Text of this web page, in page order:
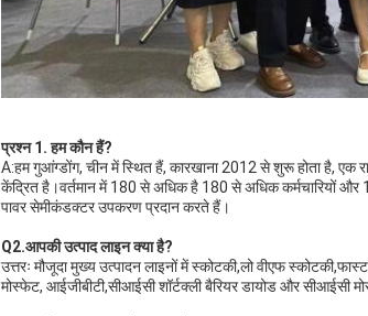
प्रश्न 1. हम कौन हैं?
A:हम गुआंग्डोंग, चीन में स्थित हैं, कारखाना 2012 से शुरू होता है, एक
केंद्रित है।वर्तमान में 180 से अधिक है 180 से अधिक कर्मचारियों और
पावर सेमीकंडक्टर उपकरण प्रदान करते हैं।
Q2.आपकी उत्पाद लाइन क्या है?
उत्तरः मौजूदा मुख्य उत्पादन लाइनों में स्कोटकी,लो वीएफ
मोस्फेट, आईजीबीटी,सीआईसी शॉर्टक्ली बैरियर डायोड और सीआईसी